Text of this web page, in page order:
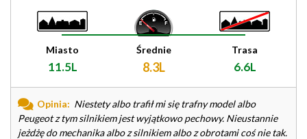
Miasto
11.5L
Średnie
8.3L
Trasa
6.6L
Opinia: Niestety albo trafił mi się trafny model albo
Peugeot z tym silnikiem jest wyjątkowo pechowy. Nieustannie
jeżdżę do mechanika albo z silnikiem albo z obrotami coś nie tak.